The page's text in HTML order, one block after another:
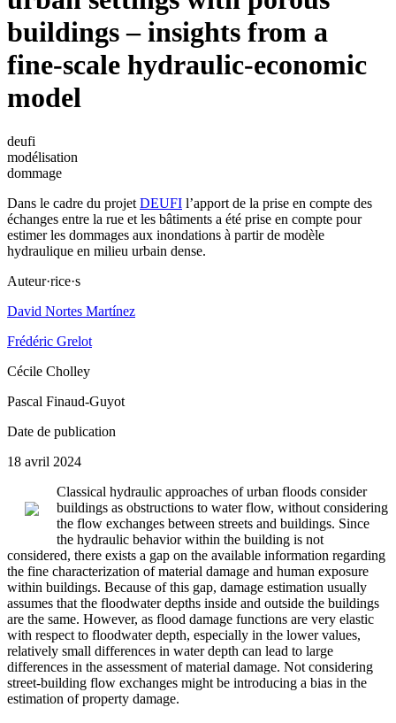
buildings – insights from a
fine-scale hydraulic-economic
model
deufi
modélisation
dommage
Dans le cadre du projet DEUFI l’apport de la prise en compte des
échanges entre la rue et les bâtiments a été prise en compte pour
estimer les dommages aux inondations à partir de modèle
hydraulique en milieu urbain dense.
Auteur·rice·s
David Nortes Martínez
Frédéric Grelot
Cécile Cholley
Pascal Finaud-Guyot
Date de publication
18 avril 2024
Classical hydraulic approaches of urban floods consider
buildings as obstructions to water flow, without considering
the flow exchanges between streets and buildings. Since
the hydraulic behavior within the building is not
considered, there exists a gap on the available information regarding
the fine characterization of material damage and human exposure
within buildings. Because of this gap, damage estimation usually
assumes that the floodwater depths inside and outside the buildings
are the same. However, as flood damage functions are very elastic
with respect to floodwater depth, especially in the lower values,
relatively small differences in water depth can lead to large
differences in the assessment of material damage. Not considering
street-building flow exchanges might be introducing a bias in the
estimation of property damage.